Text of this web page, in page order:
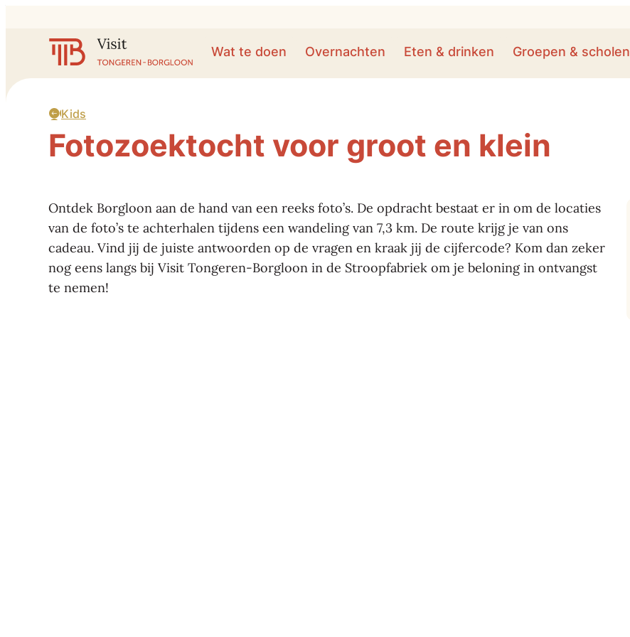
Visit Tongeren-Borgloon Wat te doen Overnachten Eten & drinken Groepen & scholen
Kids
Fotozoektocht voor groot en klein
Ontdek Borgloon aan de hand van een reeks foto’s. De opdracht bestaat er in om de locaties
van de foto’s te achterhalen tijdens een wandeling van 7,3 km. De route krijg je van ons
cadeau. Vind jij de juiste antwoorden op de vragen en kraak jij de cijfercode? Kom dan zeker
nog eens langs bij Visit Tongeren-Borgloon in de Stroopfabriek om je beloning in ontvangst
te nemen!